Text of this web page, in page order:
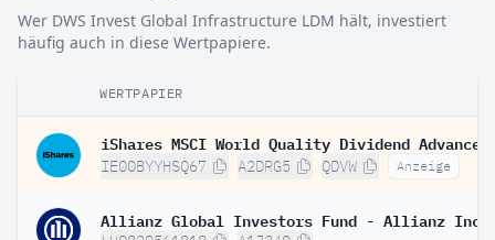
Wer DWS Invest Global Infrastructure LDM hält, investiert
häufig auch in diese Wertpapiere.
WERTPAPIER
IE00BYYHSQ67 A2DRG5 QDVW Anzeige